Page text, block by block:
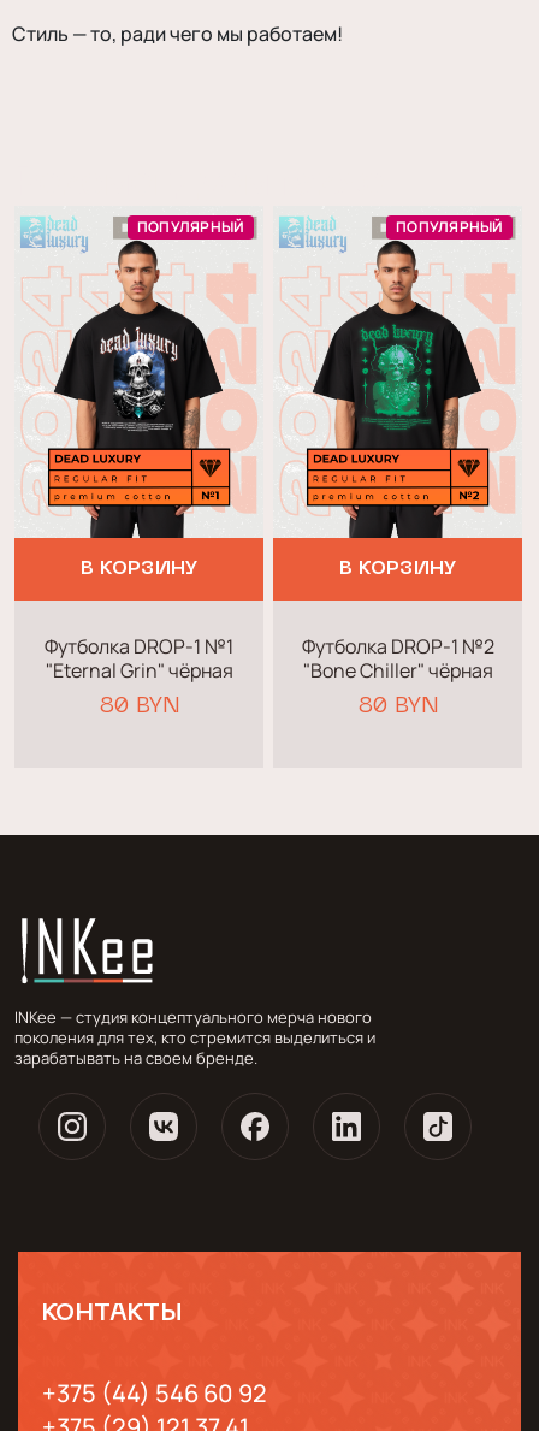
Стиль — то, ради чего мы работаем!
ПОПУЛЯРНЫЙ
В КОРЗИНУ
Футболка DROP-1 №1
"Eternal Grin" чёрная
80 BYN
ПОПУЛЯРНЫЙ
В КОРЗИНУ
Футболка DROP-1 №2
"Bone Chiller" чёрная
80 BYN
INKee — студия концептуального мерча нового
поколения для тех, кто стремится выделиться и
зарабатывать на своем бренде.
КОНТАКТЫ
+375 (44) 546 60 92